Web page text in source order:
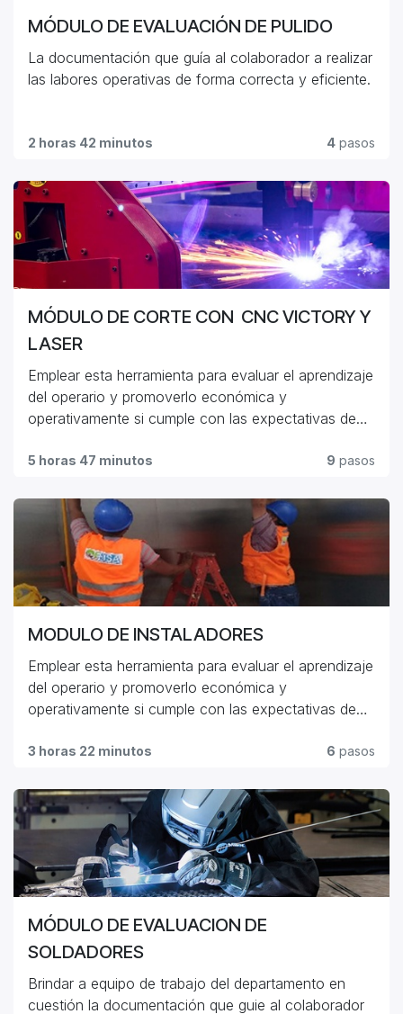
MÓDULO DE EVALUACIÓN DE PULIDO
La documentación que guía al colaborador a realizar
las labores operativas de forma correcta y eficiente.
2 horas 42 minutos 4 pasos
MÓDULO DE CORTE CON CNC VICTORY Y
LASER
Emplear esta herramienta para evaluar el aprendizaje
del operario y promoverlo económica y
operativamente si cumple con las expectativas de
5 horas 47 minutos 9 pasos
MODULO DE INSTALADORES
Emplear esta herramienta para evaluar el aprendizaje
del operario y promoverlo económica y
operativamente si cumple con las expectativas de
3 horas 22 minutos 6 pasos
MÓDULO DE EVALUACION DE
SOLDADORES
Brindar a equipo de trabajo del departamento en
cuestión la documentación que guie al colaborador